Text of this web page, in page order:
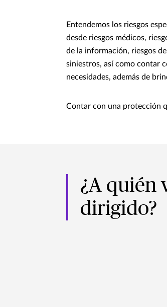
Entendemos los riesgos
desde riesgos médicos,
de la información, riesgos
siniestros, así como contar
necesidades, además de
Contar con una protección
¿A quién
dirigido?